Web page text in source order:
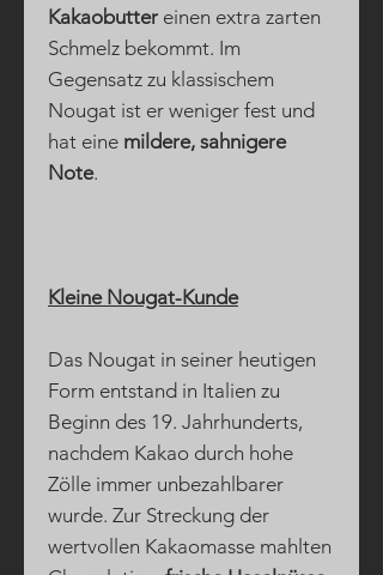
Kakaobutter einen extra zarten
Schmelz bekommt. Im
Gegensatz zu klassischem
Nougat ist er weniger fest und
hat eine mildere, sahnigere
Note.
Kleine Nougat-Kunde
Das Nougat in seiner heutigen
Form entstand in Italien zu
Beginn des 19. Jahrhunderts,
nachdem Kakao durch hohe
Zölle immer unbezahlbarer
wurde. Zur Streckung der
wertvollen Kakaomasse mahlten